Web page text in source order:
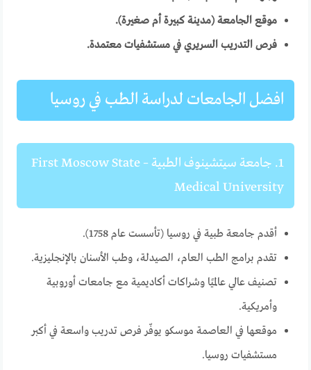
موقع الجامعة (مدينة كبيرة أم صغيرة).
فرص التدريب السريري في مستشفيات معتمدة.
افضل الجامعات لدراسة الطب في روسيا
1. جامعة سيتشينوف الطبية – First Moscow State
Medical University
أقدم جامعة طبية في روسيا (تأسست عام 1758).
تقدم برامج الطب العام، الصيدلة، وطب الأسنان بالإنجليزية.
تصنيف عالي عالميًا وشراكات أكاديمية مع جامعات أوروبية
وأمريكية.
موقعها في العاصمة موسكو يوفّر فرص تدريب واسعة في أكبر
مستشفيات روسيا.